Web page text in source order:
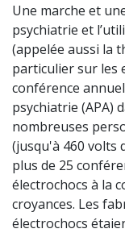
Une marche et
psychiatrie et
(appelée aussi la
particulier sur les
conférence
psychiatrie (APA)
nombreuses
(jusqu'à 460 volts
plus de 25
électrochocs à la
croyances. Les
électrochocs